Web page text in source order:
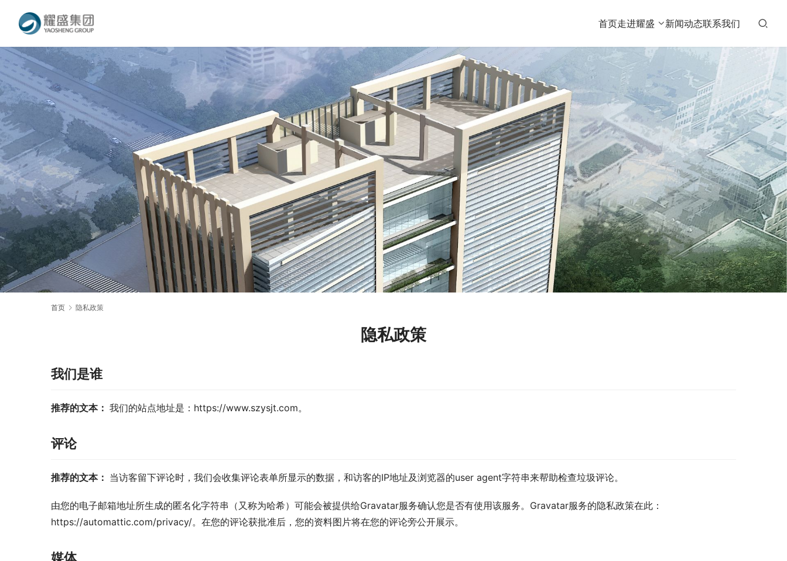
首页走进耀盛 新闻动态联系我们
首页 隐私政策
隐私政策
我们是谁
推荐的文本： 我们的站点地址是：https://www.szysjt.com。
评论
推荐的文本： 当访客留下评论时，我们会收集评论表单所显示的数据，和访客的IP地址及浏览器的user agent字符串来帮助检查垃圾评论。
由您的电子邮箱地址所生成的匿名化字符串（又称为哈希）可能会被提供给Gravatar服务确认您是否有使用该服务。Gravatar服务的隐私政策在此：
https://automattic.com/privacy/。在您的评论获批准后，您的资料图片将在您的评论旁公开展示。
媒体